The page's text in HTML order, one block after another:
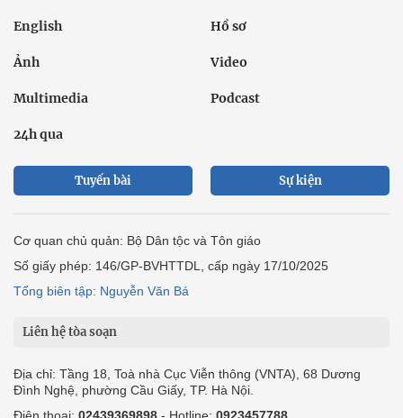
English Hồ sơ
Ảnh Video
Multimedia Podcast
24h qua
Tuyến bài Sự kiện
Cơ quan chủ quản: Bộ Dân tộc và Tôn giáo
Số giấy phép: 146/GP-BVHTTDL, cấp ngày 17/10/2025
Tổng biên tập: Nguyễn Văn Bá
Liên hệ tòa soạn
Địa chỉ: Tầng 18, Toà nhà Cục Viễn thông (VNTA), 68 Dương
Đình Nghệ, phường Cầu Giấy, TP. Hà Nội.